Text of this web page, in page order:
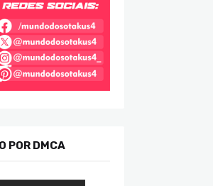
POR DMCA